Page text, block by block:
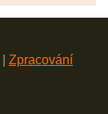
Zpracování